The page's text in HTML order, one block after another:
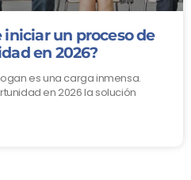
iniciar un proceso de
en 2026?
es una carga inmensa.
en 2026 la solución